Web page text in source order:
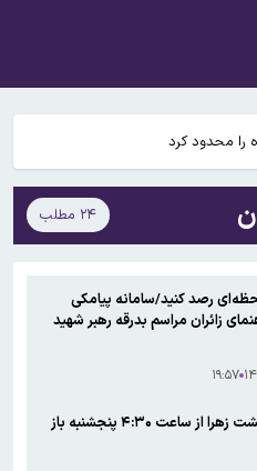
کاهش داد
را محدود کرد
می‌شود
کشور/افزایش پاداش گزارش ماینر
کاهش داد
۲۴ مطلب
رصد کنید/سامانه پیامکی
زائران مراسم بدرقه رهبر شهید
۱۹:۵۷
درهای بهشت زهرا از ساعت ۴:۳۰ پنجشنبه باز